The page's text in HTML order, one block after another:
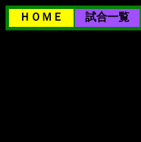
ＨＯＭＥ 試合一覧